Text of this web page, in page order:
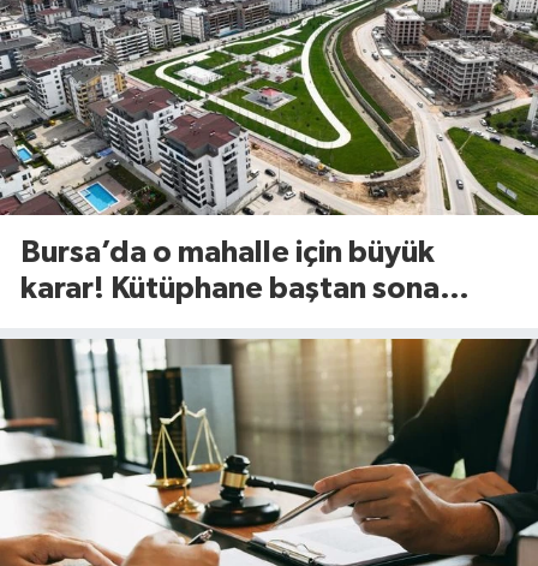
Bursa’da o mahalle için büyük
karar! Kütüphane baştan sona